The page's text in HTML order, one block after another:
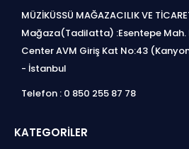
MÜZİKÜSSÜ MAĞAZACILIK VE
Mağaza(Tadilatta) :Esentepe Mah.
Center AVM Giriş Kat No:43
- İstanbul
Telefon : 0 850 255 87 78
KATEGORILER